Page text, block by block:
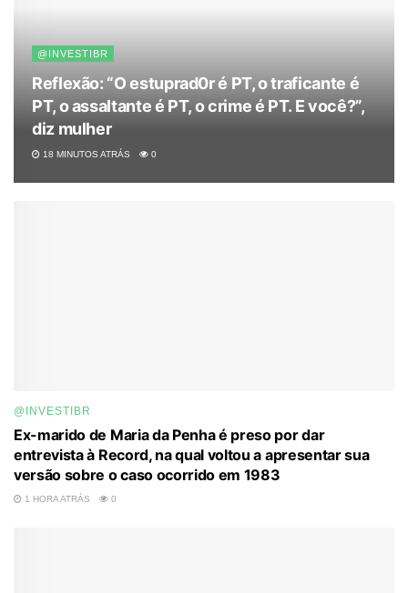
@INVESTIBR
Reflexão: “O estuprad0r é PT, o traficante é
PT, o assaltante é PT, o crime é PT. E você?”,
diz mulher
18 MINUTOS ATRÁS 0
@INVESTIBR
Ex-marido de Maria da Penha é preso por dar
entrevista à Record, na qual voltou a apresentar sua
versão sobre o caso ocorrido em 1983
1 HORA ATRÁS 0